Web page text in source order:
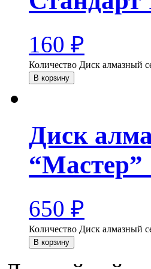
160 ₽
Количество Диск алмазный
В корзину
Диск
“Мастер”
650 ₽
Количество Диск
В корзину